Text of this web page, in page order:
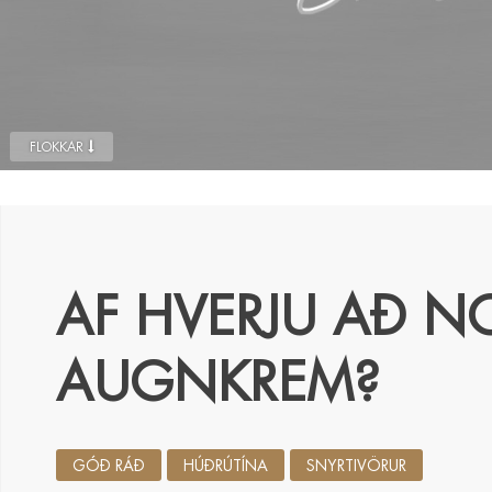
FLOKKAR
AF HVERJU AÐ
AUGNKREM?
GÓÐ RÁÐ HÚÐRÚTÍNA SNYRTIVÖRUR